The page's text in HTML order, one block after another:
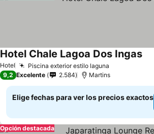
Hotel Piscina exterior estilo laguna
Hotel Chale Lagoa Dos Ingas
9,2 Excelente 2.584 Martins
Elige fechas para ver los precios exactos
Opción destacada